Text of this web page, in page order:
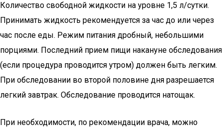
Количество свободной жидкости на уровне 1,5 л/сутки.
Принимать жидкость рекомендуется за час до или через
час после еды. Режим питания дробный, небольшими
порциями. Последний прием пищи накануне обследования
(если процедура проводится утром) должен быть легким.
При обследовании во второй половине дня разрешается
легкий завтрак. Обследование проводится натощак.
При необходимости, по рекомендации врача, можно